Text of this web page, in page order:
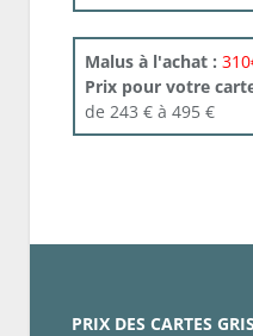
Malus à l'achat :
Prix pour votre
de 243 € à 495 €
PRIX DES CARTES